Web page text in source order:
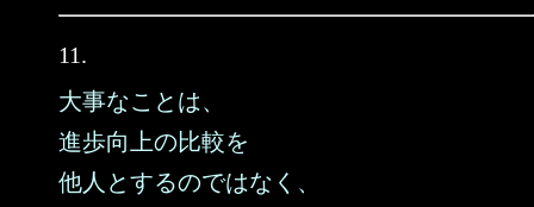
11.
大事なことは、
進歩向上の比較を
他人とするのではなく、